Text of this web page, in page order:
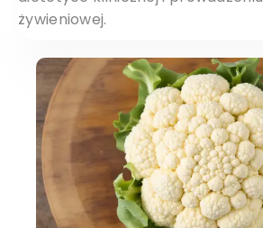
żywieniowej.